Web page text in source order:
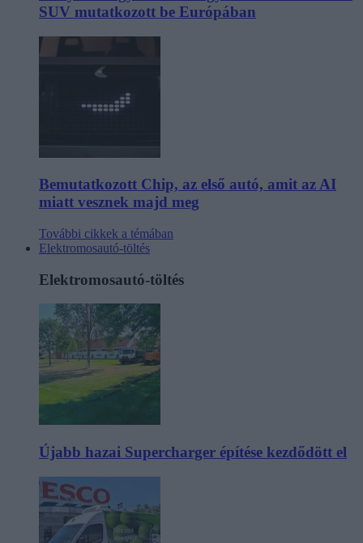
SUV mutatkozott be Európában
Bemutatkozott Chip, az első autó, amit az AI
miatt vesznek majd meg
További cikkek a témában
Elektromosautó-töltés
Elektromosautó-töltés
Újabb hazai Supercharger építése kezdődött el